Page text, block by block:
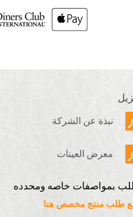
نبذة عن الشركة
معرض العينات
بمواصفات خاصه ومحدده
طلب منتج مخصص هنا